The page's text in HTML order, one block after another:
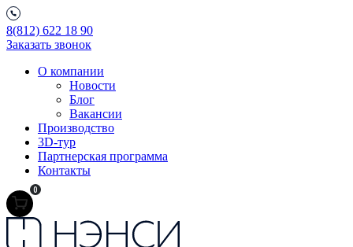
8(812) 622 18 90
Заказать звонок
О компании
Новости
Блог
Вакансии
Производство
3D-тур
Партнерская программа
Контакты
0